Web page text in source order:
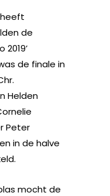
de
de finale in
Helden
Peter
in de halve
mocht de